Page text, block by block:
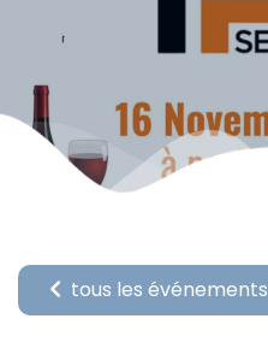
tous les événements